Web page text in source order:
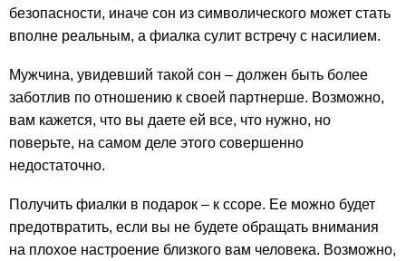
безопасности, иначе сон из символического может стать
вполне реальным, а фиалка сулит встречу с насилием.
Мужчина, увидевший такой сон – должен быть более
заботлив по отношению к своей партнерше. Возможно,
вам кажется, что вы даете ей все, что нужно, но
поверьте, на самом деле этого совершенно
недостаточно.
Получить фиалки в подарок – к ссоре. Ее можно будет
предотвратить, если вы не будете обращать внимания
на плохое настроение близкого вам человека. Возможно,